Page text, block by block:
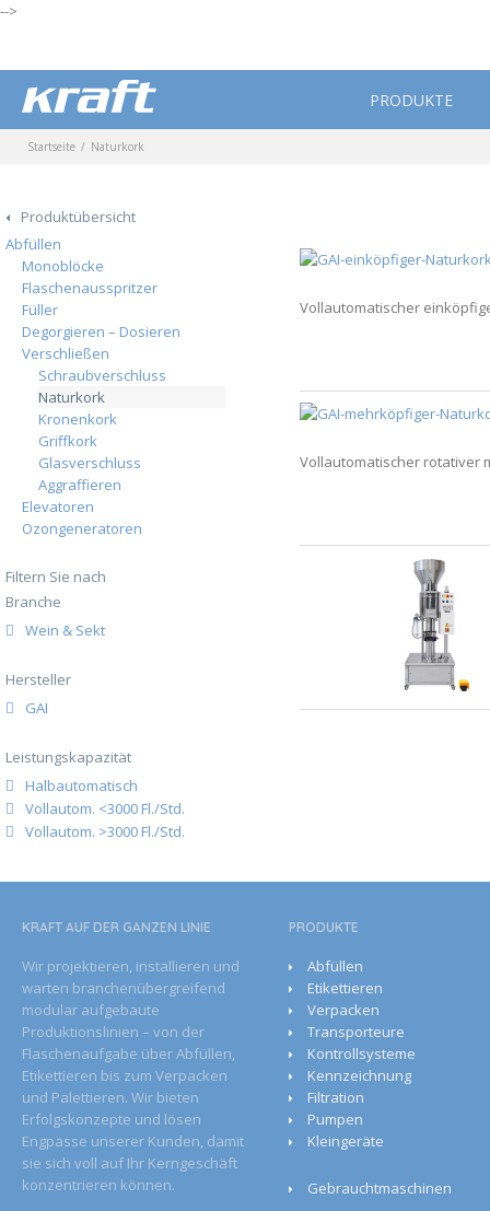
-->
PRODUKTE
Startseite Naturkork
Vollautomatischer
Vollautomatischer rotativer
Produktübersicht
Abfüllen
Monoblöcke
Flaschenausspritzer
Füller
Degorgieren – Dosieren
Verschließen
Schraubverschluss
Naturkork
Kronenkork
Griffkork
Glasverschluss
Aggraffieren
Elevatoren
Ozongeneratoren
Filtern Sie nach
Branche
Wein & Sekt
Hersteller
GAI
Leistungskapazität
Halbautomatisch
Vollautom. <3000 Fl./Std.
Vollautom. >3000 Fl./Std.
KRAFT AUF DER GANZEN­ LINIE
Wir projektieren, installieren und
warten branchenübergreifend
modular aufgebaute
Produktionslinien – von der
Flaschenaufgabe über Abfüllen,
Etikettieren bis zum Verpacken
und Palettieren. Wir bieten
Erfolgskonzepte und lösen
Engpässe unserer Kunden, damit
sie sich voll auf Ihr Kerngeschäft
konzentrieren können.
PRODUKTE
Abfüllen
Etikettieren
Verpacken
Transporteure
Kontrollsysteme
Kennzeichnung
Filtration
Pumpen
Kleingeräte
Gebrauchtmaschinen